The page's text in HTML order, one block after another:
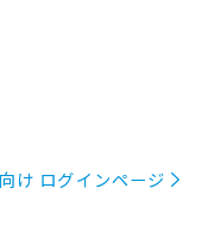
け ログインページ